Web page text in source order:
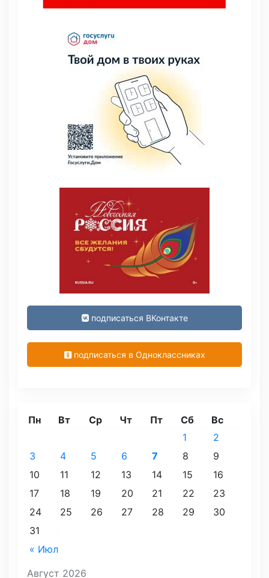
подписаться ВКонтакте
подписаться в Одноклассниках
Август 2026
Пн Вт Ср Чт Пт Сб Вс
« Июл
1
2
3
4 5 6 7 8
9
10
11 12 13 14 15
16
17
18 19 20 21 22
23
24
25 26 27 28 29
30
31